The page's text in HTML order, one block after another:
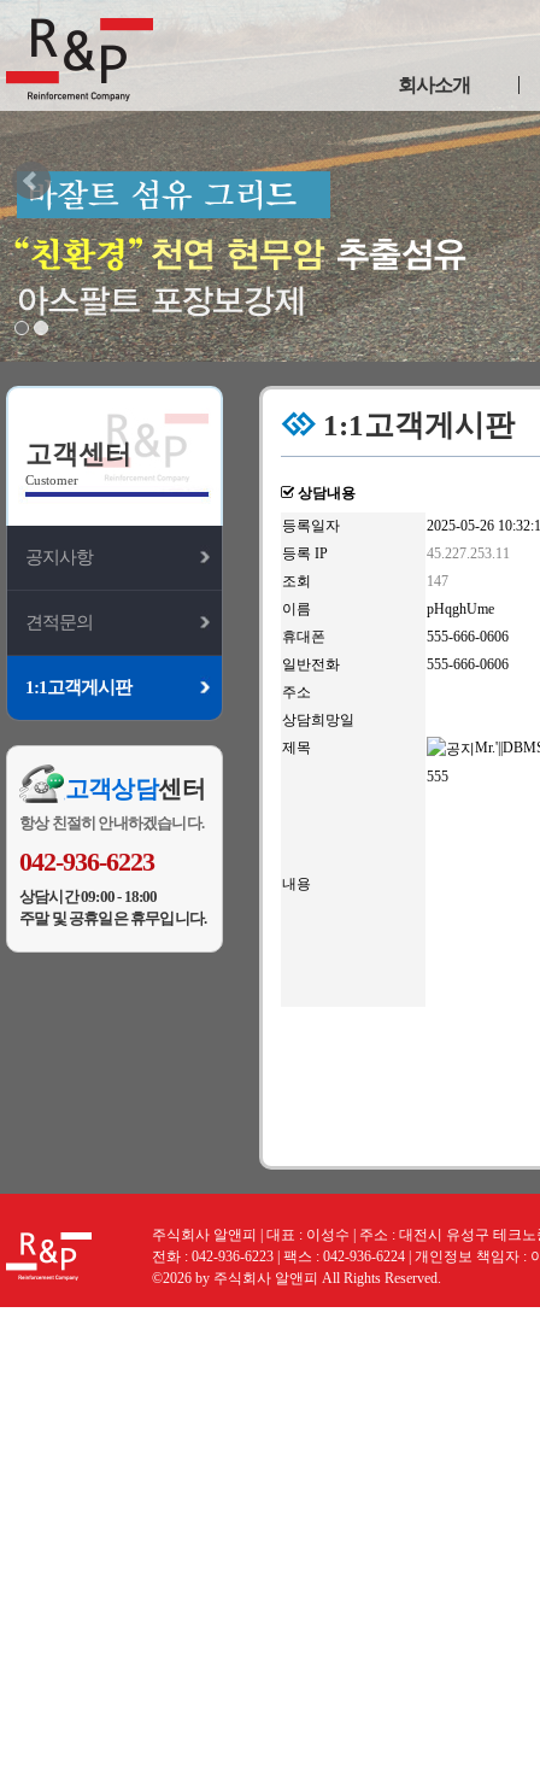
회사소개
인사말
사업연혁
인증현황
이용약관
개인정보취급방침
찾아오시는길
고객센터
Customer
공지사항
견적문의
1:1고객게시판
고객상담센터
항상 친절히 안내하겠습니다.
042-936-6223
상담시간 09:00 - 18:00
주말 및 공휴일은 휴무입니다.
1:1고객게시판
상담내용
등록일자
2025-05-26
등록 IP
45.227.253.11
조회
147
이름
pHqghUme
휴대폰
555-666-0606
일반전화
555-666-0606
주소
상담희망일
제목
내용
555
주식회사 알앤피 | 대표 : 이성수 | 주소 : 대전시 유성구 테크
전화 : 042-936-6223 | 팩스 : 042-936-6224 | 개인정보 책임자 :
©2026 by 주식회사 알앤피 All Rights Reserved.